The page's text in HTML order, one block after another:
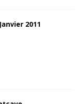
2011